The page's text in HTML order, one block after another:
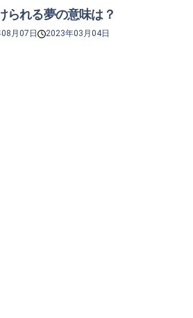
られる夢の意味は？
月07日 2023年03月04日